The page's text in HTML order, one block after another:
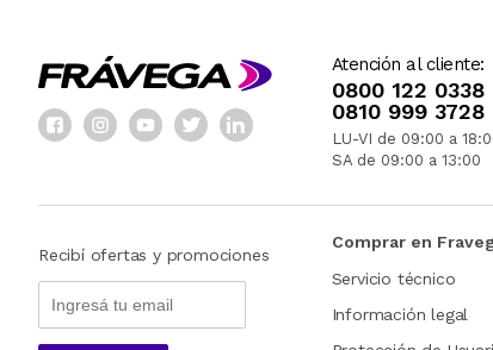
Atención al cliente:
0800 122 0338
0810 999 3728
LU-VI de 09:00 a
SA de 09:00 a 13:00
Recibí ofertas y promociones
Comprar en
Servicio técnico
Información legal